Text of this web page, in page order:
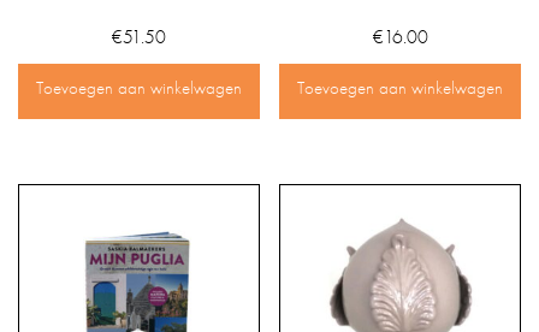
€51.50
Toevoegen aan winkelwagen
€16.00
Toevoegen aan winkelwagen